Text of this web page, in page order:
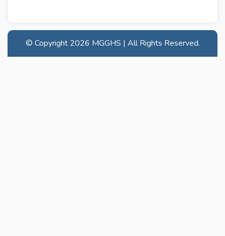
© Copyright 2026 MGGHS | All Rights Reserved.